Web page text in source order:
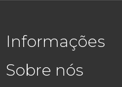
Informações
Sobre nós